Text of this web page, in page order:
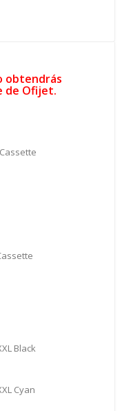
obtendrás
de Ofijet.
Black
Cyan